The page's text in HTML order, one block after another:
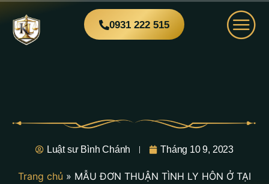
0931 222 515
Luật sư Bình Chánh Tháng 10 9, 2023
Trang chủ » MẪU ĐƠN THUẬN TÌNH LY HÔN Ở TẠI